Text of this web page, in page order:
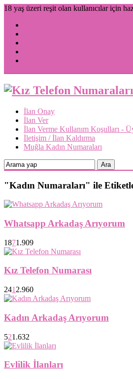
18 yaş üzeri reşit olan kullanıcılar için
İlan Onay
İlan Ver
İlan Verme Kullanım Koşulları -
İletişim / İlan Kaldırma
Muğla Kadın Numaraları
"Kadın Numaraları" ile
Whatsapp Arkadaş Arıyorum
1871.909
Kız Telefon Numarası
241 2.960
Kadın Arkadaş Arıyorum
521.632
Evlilik İlanları